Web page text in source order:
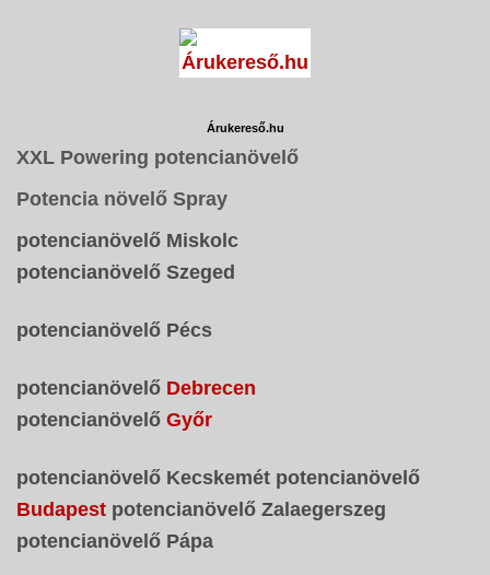
Árukereső.hu
XXL Powering potencianövelő
Potencia növelő Spray
potencianövelő Miskolc
potencianövelő Szeged
potencianövelő Pécs
potencianövelő Debrecen
potencianövelő Győr
potencianövelő Kecskemét potencianövelő
Budapest potencianövelő Zalaegerszeg
potencianövelő Pápa